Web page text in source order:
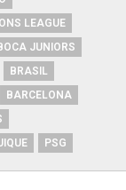
LEAGUE
JUNIORS
BRASIL
BARCELONA
PSG